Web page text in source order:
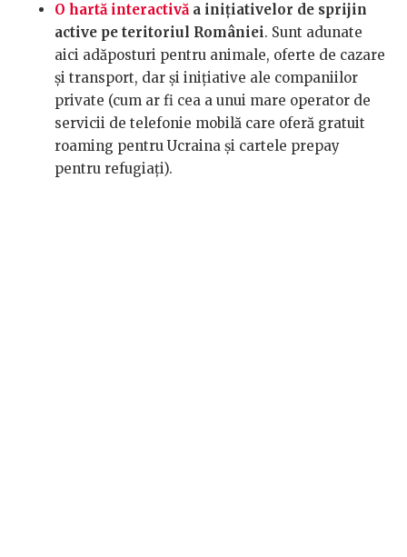
O hartă interactivă a inițiativelor de sprijin
active pe teritoriul României. Sunt adunate
aici adăposturi pentru animale, oferte de cazare
și transport, dar și inițiative ale companiilor
private (cum ar fi cea a unui mare operator de
servicii de telefonie mobilă care oferă gratuit
roaming pentru Ucraina și cartele prepay
pentru refugiați).